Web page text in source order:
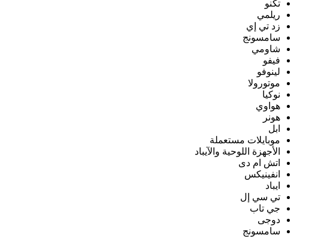
تكنو
ريلمي
زد تي إي
سامسونج
شاومي
فيفو
لينوفو
موتورولا
نوكيا
هواوي
هونر
ابل
موبايلات مستعملة
الأجهزة اللوحية والآيباد
اتش ام دى
انفينيكس
ايباد
تي سي إل
جي تاب
دوجى
سامسونج